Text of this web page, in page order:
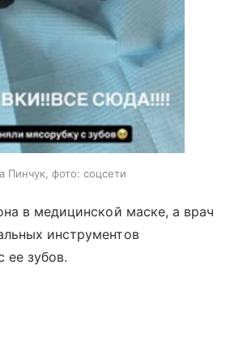
Пинчук, фото: соцсети
в медицинской маске, а врач
инструментов
ее зубов.